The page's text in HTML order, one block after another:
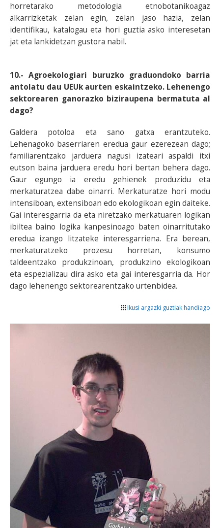
horretarako metodologia etnobotanikoagaz
alkarrizketak zelan egin, zelan jaso hazia, zelan
identifikau, katalogau eta hori guztia asko interesetan
jat eta lankidetzan gustora nabil.
10.- Agroekologiari buruzko graduondoko barria
antolatu dau UEUk aurten eskaintzeko. Lehenengo
sektorearen ganorazko biziraupena bermatuta al
dago?
Galdera potoloa eta sano gatxa erantzuteko.
Lehenagoko baserriaren eredua gaur ezerezean dago;
familiarentzako jarduera nagusi izateari aspaldi itxi
eutson baina jarduera eredu hori bertan behera dago.
Gaur egungo ia eredu gehienek produzidu eta
merkaturatzea dabe oinarri. Merkaturatze hori modu
intensiboan, extensiboan edo ekologikoan egin daiteke.
Gai interesgarria da eta niretzako merkatuaren logikan
ibiltea baino logika kanpesinoago baten oinarritutako
eredua izango litzateke interesgarriena. Era berean,
merkaturatzeko prozesu horretan, konsumo
taldeentzako produkzinoan, produkzino ekologikoan
eta espezializau dira asko eta gai interesgarria da. Hor
dago lehenengo sektorearentzako urtenbidea.
Ikusi argazki guztiak handiago